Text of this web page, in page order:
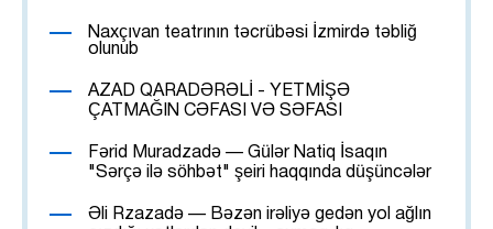
Naxçıvan teatrının təcrübəsi İzmirdə təbliğ
olunub
AZAD QARADƏRƏLİ - YETMİŞƏ
ÇATMAĞIN CƏFASI VƏ SƏFASI
Fərid Muradzadə — Gülər Natiq İsaqın
"Sərçə ilə söhbət" şeiri haqqında düşüncələr
Əli Rzazadə — Bəzən irəliyə gedən yol ağlın